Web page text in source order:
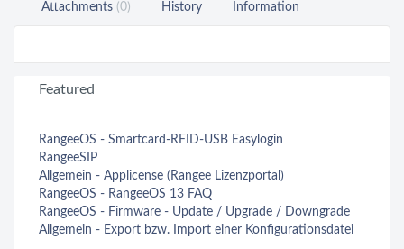
Attachments (0) History Information
Featured
RangeeOS - Smartcard-RFID-USB Easylogin
RangeeSIP
Allgemein - Applicense (Rangee Lizenzportal)
RangeeOS - RangeeOS 13 FAQ
RangeeOS - Firmware - Update / Upgrade / Downgrade
Allgemein - Export bzw. Import einer Konfigurationsdatei